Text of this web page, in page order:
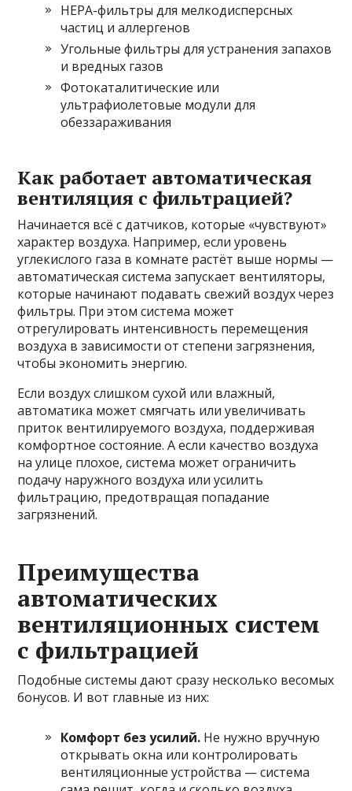
HEPA-фильтры для мелкодисперсных
частиц и аллергенов
Угольные фильтры для устранения запахов
и вредных газов
Фотокаталитические или
ультрафиолетовые модули для
обеззараживания
Как работает автоматическая
вентиляция с фильтрацией?
Начинается всё с датчиков, которые «чувствуют»
характер воздуха. Например, если уровень
углекислого газа в комнате растёт выше нормы —
автоматическая система запускает вентиляторы,
которые начинают подавать свежий воздух через
фильтры. При этом система может
отрегулировать интенсивность перемещения
воздуха в зависимости от степени загрязнения,
чтобы экономить энергию.
Если воздух слишком сухой или влажный,
автоматика может смягчать или увеличивать
приток вентилируемого воздуха, поддерживая
комфортное состояние. А если качество воздуха
на улице плохое, система может ограничить
подачу наружного воздуха или усилить
фильтрацию, предотвращая попадание
загрязнений.
Преимущества
автоматических
вентиляционных систем
с фильтрацией
Подобные системы дают сразу несколько весомых
бонусов. И вот главные из них:
Комфорт без усилий. Не нужно вручную
открывать окна или контролировать
вентиляционные устройства — система